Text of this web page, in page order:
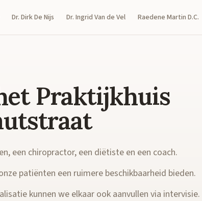
Dr. Dirk De Nijs Dr. Ingrid Van de Vel Raedene Martin D.C.
Praktijkhuis
een chiropractor, een diëtiste en een coach.
patiënten een ruimere beschikbaarheid bieden.
kunnen we elkaar ook aanvullen via intervisie.